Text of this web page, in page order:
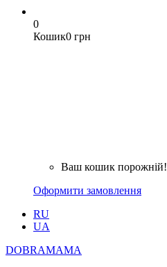
0
Кошик0 грн
Ваш кошик порожній!
Оформити замовлення
RU
UA
DOBRAMAMA